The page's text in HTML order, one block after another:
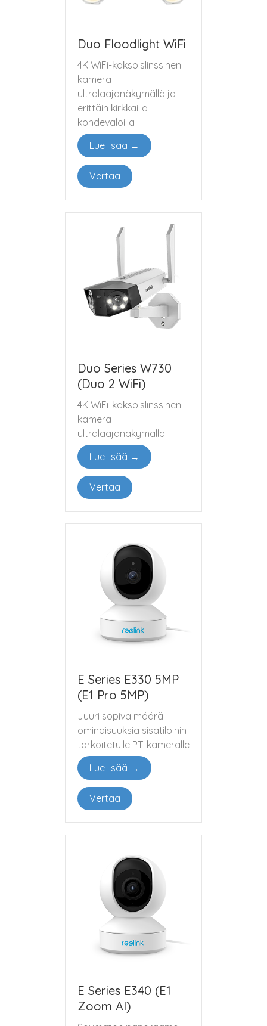
Duo Floodlight WiFi
4K WiFi-kaksoislinssinen
kamera
ultralaajanäkymällä ja
erittäin kirkkailla
kohdevaloilla
Lue lisää →
Vertaa
Duo Series W730
(Duo 2 WiFi)
4K WiFi-kaksoislinssinen
kamera
ultralaajanäkymällä
Lue lisää →
Vertaa
E Series E330 5MP
(E1 Pro 5MP)
Juuri sopiva määrä
ominaisuuksia sisätiloihin
tarkoitetulle PT-kameralle
Lue lisää →
Vertaa
E Series E340 (E1
Zoom AI)